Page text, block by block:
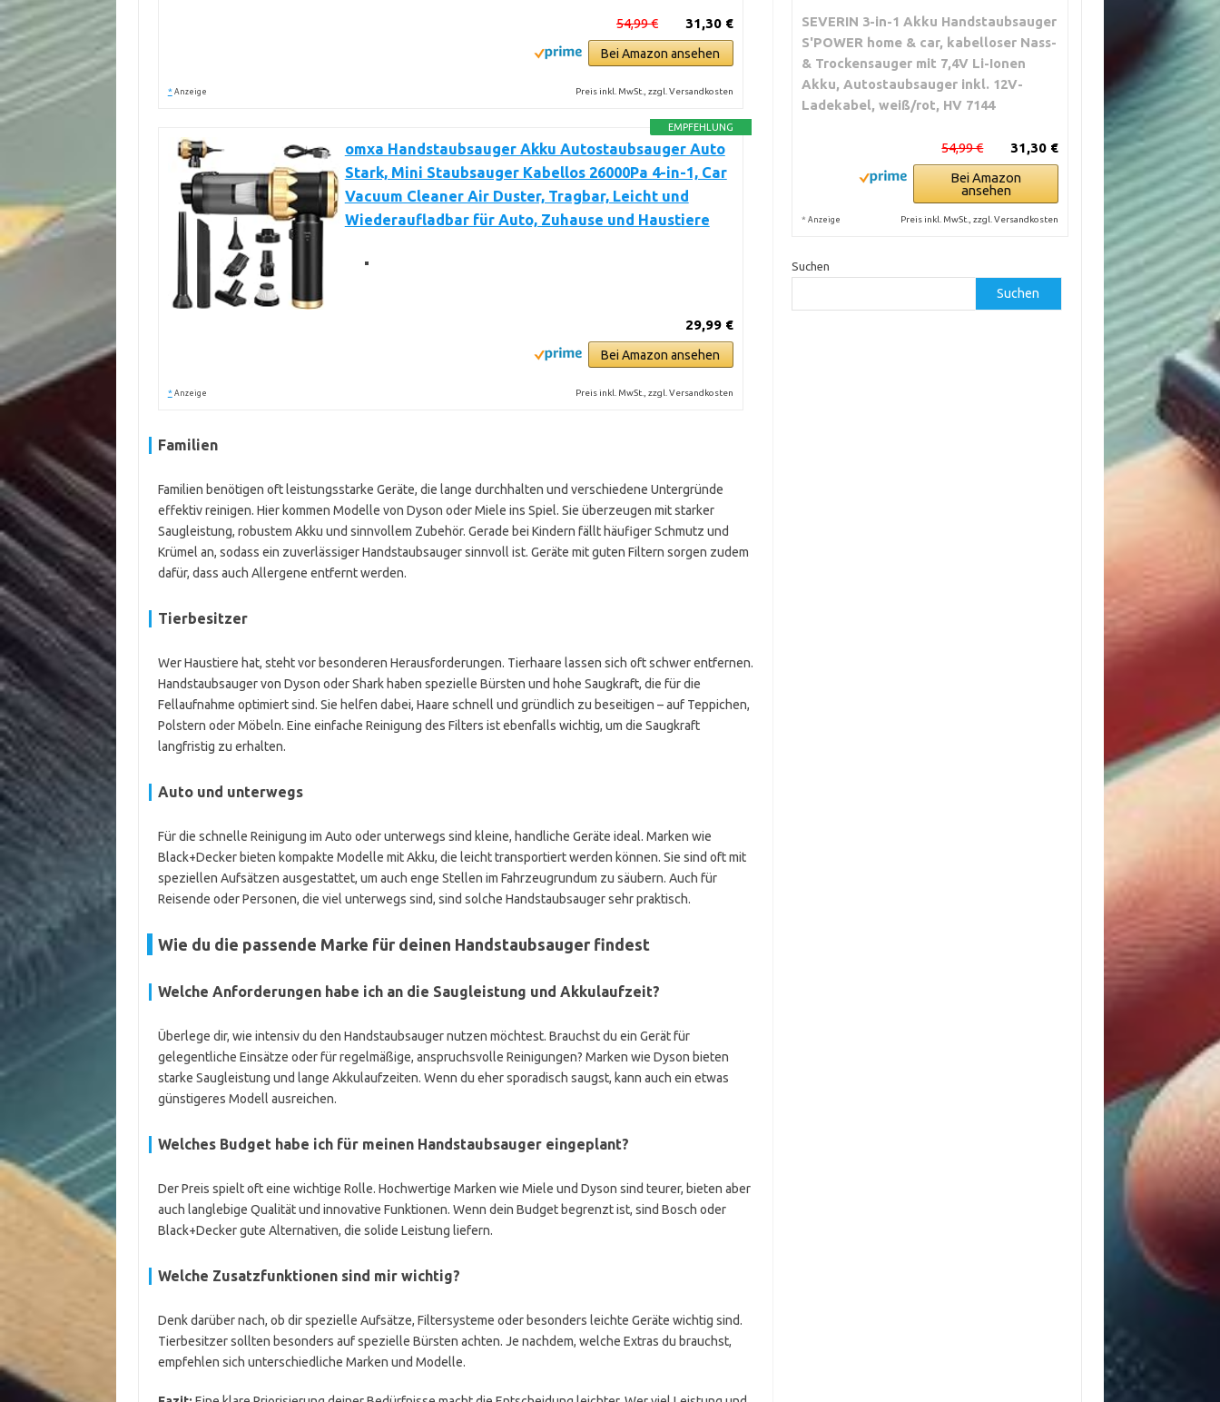
31,30 €
54,99 €
Bei Amazon ansehen
* Anzeige Preis inkl. MwSt., zzgl. Versandkosten
EMPFEHLUNG
omxa Handstaubsauger Akku Autostaubsauger Auto
Stark, Mini Staubsauger Kabellos 26000Pa 4-in-1, Car
Vacuum Cleaner Air Duster, Tragbar, Leicht und
Wiederaufladbar für Auto, Zuhause und Haustiere
29,99 €
Bei Amazon ansehen
* Anzeige Preis inkl. MwSt., zzgl. Versandkosten
Familien
Familien benötigen oft leistungsstarke Geräte, die lange durchhalten und verschiedene Untergründe
effektiv reinigen. Hier kommen Modelle von Dyson oder Miele ins Spiel. Sie überzeugen mit starker
Saugleistung, robustem Akku und sinnvollem Zubehör. Gerade bei Kindern fällt häufiger Schmutz und
Krümel an, sodass ein zuverlässiger Handstaubsauger sinnvoll ist. Geräte mit guten Filtern sorgen zudem
dafür, dass auch Allergene entfernt werden.
Tierbesitzer
Wer Haustiere hat, steht vor besonderen Herausforderungen. Tierhaare lassen sich oft schwer entfernen.
Handstaubsauger von Dyson oder Shark haben spezielle Bürsten und hohe Saugkraft, die für die
Fellaufnahme optimiert sind. Sie helfen dabei, Haare schnell und gründlich zu beseitigen – auf Teppichen,
Polstern oder Möbeln. Eine einfache Reinigung des Filters ist ebenfalls wichtig, um die Saugkraft
langfristig zu erhalten.
Auto und unterwegs
Für die schnelle Reinigung im Auto oder unterwegs sind kleine, handliche Geräte ideal. Marken wie
Black+Decker bieten kompakte Modelle mit Akku, die leicht transportiert werden können. Sie sind oft mit
speziellen Aufsätzen ausgestattet, um auch enge Stellen im Fahrzeugrundum zu säubern. Auch für
Reisende oder Personen, die viel unterwegs sind, sind solche Handstaubsauger sehr praktisch.
Wie du die passende Marke für deinen Handstaubsauger findest
Welche Anforderungen habe ich an die Saugleistung und Akkulaufzeit?
Überlege dir, wie intensiv du den Handstaubsauger nutzen möchtest. Brauchst du ein Gerät für
gelegentliche Einsätze oder für regelmäßige, anspruchsvolle Reinigungen? Marken wie Dyson bieten
starke Saugleistung und lange Akkulaufzeiten. Wenn du eher sporadisch saugst, kann auch ein etwas
günstigeres Modell ausreichen.
Welches Budget habe ich für meinen Handstaubsauger eingeplant?
Der Preis spielt oft eine wichtige Rolle. Hochwertige Marken wie Miele und Dyson sind teurer, bieten aber
auch langlebige Qualität und innovative Funktionen. Wenn dein Budget begrenzt ist, sind Bosch oder
Black+Decker gute Alternativen, die solide Leistung liefern.
Welche Zusatzfunktionen sind mir wichtig?
Denk darüber nach, ob dir spezielle Aufsätze, Filtersysteme oder besonders leichte Geräte wichtig sind.
Tierbesitzer sollten besonders auf spezielle Bürsten achten. Je nachdem, welche Extras du brauchst,
empfehlen sich unterschiedliche Marken und Modelle.
SEVERIN 3-in-1 Akku Handstaubsauger
S'POWER home & car, kabelloser Nass-
& Trockensauger mit 7,4V Li-Ionen
Akku, Autostaubsauger inkl. 12V-
Ladekabel, weiß/rot, HV 7144
31,30 €
54,99 €
Bei Amazon
ansehen
* Anzeige Preis inkl. MwSt., zzgl. Versandkosten
Suchen
Suchen